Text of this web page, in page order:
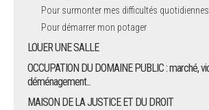
Pour surmonter mes difficultés quotidiennes
Pour démarrer mon potager
LOUER UNE SALLE
OCCUPATION DU DOMAINE PUBLIC : marché,
déménagement...
MAISON DE LA JUSTICE ET DU DROIT